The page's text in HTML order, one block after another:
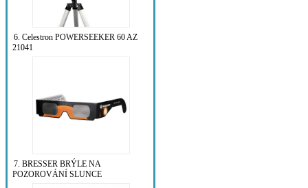
6. Celestron POWERSEEKER 60 AZ
21041
7. BRESSER BRÝLE NA
POZOROVÁNÍ SLUNCE